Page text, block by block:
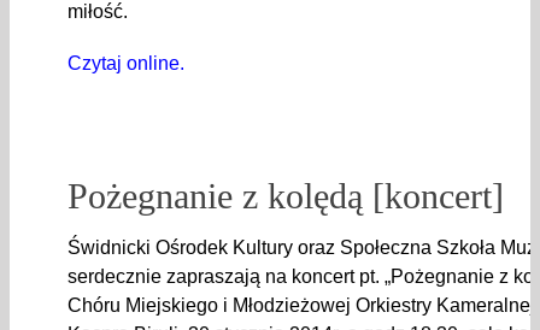
miłość.
Czytaj online.
Pożegnanie z kolędą [koncert]
Świdnicki Ośrodek Kultury oraz Społeczna Szkoła
serdecznie zapraszają na koncert pt. „Pożegnanie z
Chóru Miejskiego i Młodzieżowej Orkiestry